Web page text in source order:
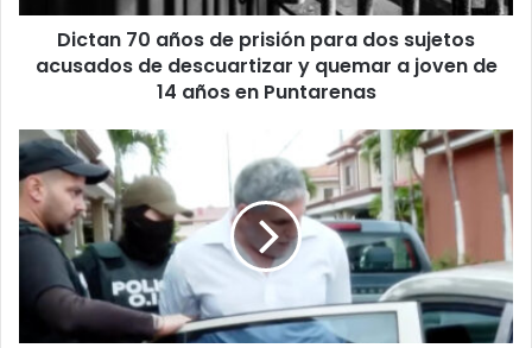
acusados
descuartizar
joven
de
14
años
Puntarenas
Dictan 70 años de prisión para dos sujetos
acusados de descuartizar y quemar a joven de
14 años en Puntarenas
Caso
Pista
Oscura:
exministro
y
funcionarios
reciben
medidas
cautelares